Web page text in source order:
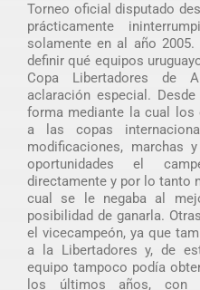
Torneo oficial disputado
prácticamente
solamente en al año
definir qué equipos
Copa Libertadores de
aclaración especial.
forma mediante la cual los
a las copas
modificaciones, marchas
oportunidades el
directamente y por lo tanto
cual se le negaba al
posibilidad de ganarla.
el vicecampeón, ya que
a la Libertadores y, de
equipo tampoco podía
los últimos años,